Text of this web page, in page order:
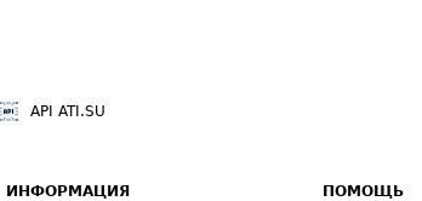
API ATI.SU
ИНФОРМАЦИЯ ПОМОЩЬ